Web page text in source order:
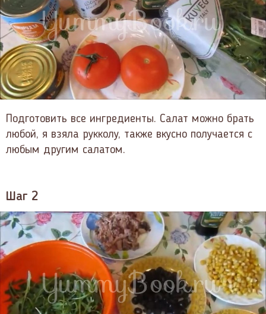
Подготовить все ингредиенты. Салат можно брать
любой, я взяла рукколу, также вкусно получается с
любым другим салатом.
Шаг 2